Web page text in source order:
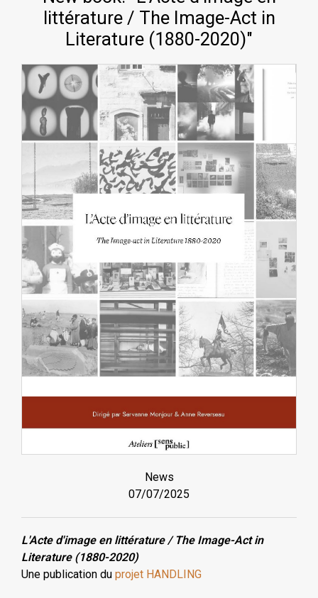
littérature / The Image-Act in
Literature (1880-2020)"
News
07/07/2025
L'Acte d'image en littérature / The Image-Act in
Literature (1880-2020)
Une publication du projet HANDLING